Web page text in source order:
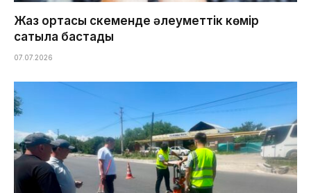
Жаз ортасы Өскеменде әлеуметтік көмір
сатыла бастады
07.07.2026